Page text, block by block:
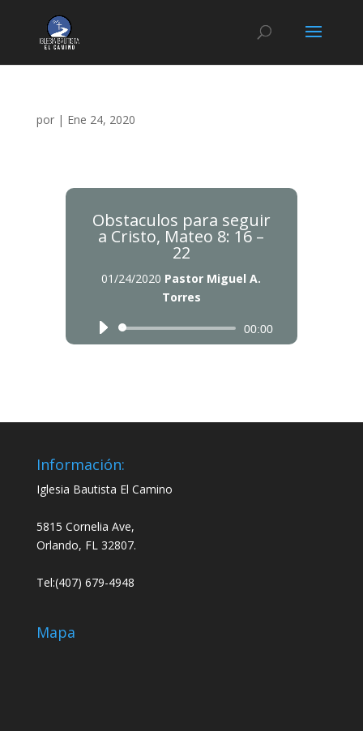
por | Ene 24, 2020
Obstaculos para seguir
a Cristo, Mateo 8: 16 –
22
01/24/2020 Pastor Miguel A.
Torres
Reproductor
de
Reproductor
de
00:00
Información:
Iglesia Bautista El Camino
5815 Cornelia Ave,
Orlando, FL 32807.
Tel:(407) 679-4948
Mapa